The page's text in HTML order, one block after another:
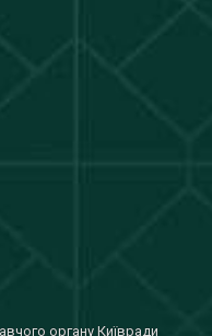
органу Київради